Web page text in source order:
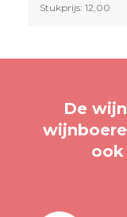
Stukprijs: 12,00
De
ook